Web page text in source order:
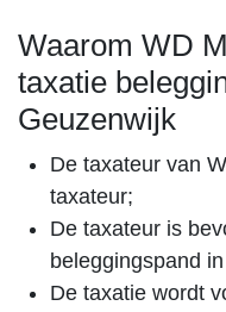
Waarom WD
taxatie
Geuzenwijk
De taxateur van
taxateur;
De taxateur is
beleggingspand
De taxatie wordt